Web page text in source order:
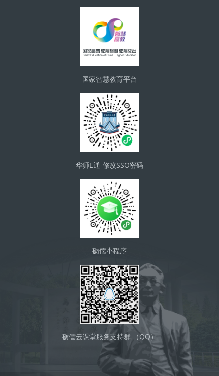
国家智慧教育平台
华师E通-修改SSO密码
砺儒小程序
砺儒云课堂服务支持群 （QQ）